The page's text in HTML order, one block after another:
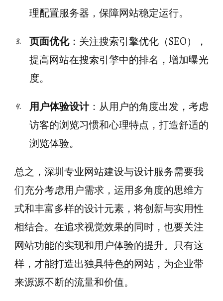
理配置服务器，保障网站稳定运行。
页面优化：关注搜索引擎优化（SEO），
提高网站在搜索引擎中的排名，增加曝光
度。
用户体验设计：从用户的角度出发，考虑
访客的浏览习惯和心理特点，打造舒适的
浏览体验。
总之，深圳专业网站建设与设计服务需要我
们充分考虑用户需求，运用多角度的思维方
式和丰富多样的设计元素，将创新与实用性
相结合。在追求视觉效果的同时，也要关注
网站功能的实现和用户体验的提升。只有这
样，才能打造出独具特色的网站，为企业带
来源源不断的流量和价值。